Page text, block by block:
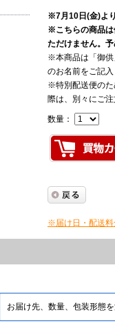
※7月10日(金)よ
※こちらの商品は
ただけません。予
※本商品は「御供
のお名前をご記入
※特別配送便のた
際は、別々にご注
数量：
※届け日・配送料
お届け先、数量、包装形態